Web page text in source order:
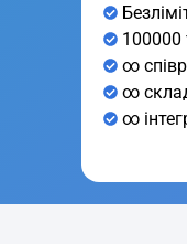
100000
∞
∞
∞